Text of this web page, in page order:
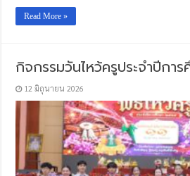
Read More »
กิจกรรมวันไหว้ครูประจำปีกา
12 มิถุนายน 2026